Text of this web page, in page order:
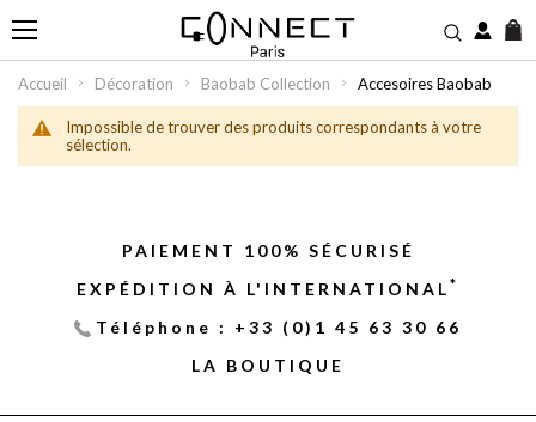
Accueil Décoration Baobab Collection Accesoires Baobab
Impossible de trouver des produits correspondants à votre
sélection.
PAIEMENT 100% SÉCURISÉ
EXPÉDITION À L'INTERNATIONAL *
Téléphone : +33 (0)1 45 63 30 66
LA BOUTIQUE